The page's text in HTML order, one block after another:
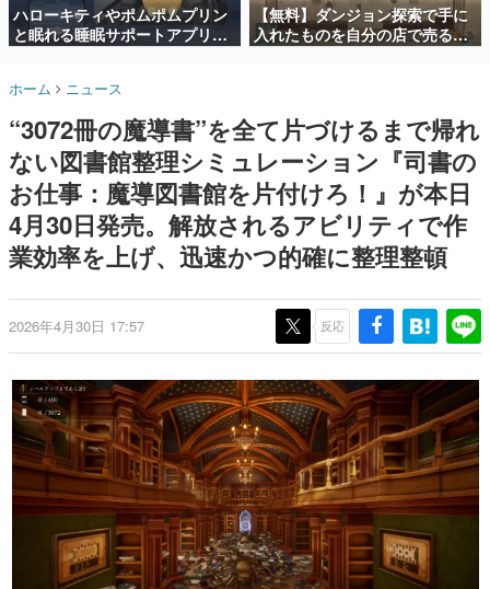
これからのデジタルゲーム市場を担う若きクリエイター達
の姿を追い、彼らのルーツと情熱を探っていきます。
ゲームに多大な影響を受けた作家さんに取材し、ゲームが
日本のコンテンツ産業やカルチャーに与えた影響を探る企
画です。
日本モバイルゲーム産業史
日本のモバイルゲーム史における主要なトピック・タイト
ルを網羅するほか、開発者へのインタビューや識者による
解説を掲載。約20年の歴史が一望できる決定版！
若ゲのいたり〜ゲームクリエイターの青春〜
一先生によるゲーム業界レポートマンガです。
なんでゲームは面白い？
具体的な形から解き明かしていく、硬派で骨太な評論連載
です。
ゲームが変えた日本語
「経験値」「裏技」「ラスボス」… ゲームにまつわる言葉
の起源や用法の変遷を、コンピューター文化史研究家・タ
イニーP氏が徹底調査。
カテゴリ
ハローキティやポムポムプリン
と眠れる睡眠サポートアプリ
『ゆめたび』が配信中。キャラ
ムも搭載
【無料】ダンジョン探索で手に
入れたものを自分の店で売るゲ
ーム『Moonlighter』がSteam
ーン
ホーム ニュース
“3072冊の魔導書”を全て片づけるまで帰れ
ない図書館整理シミュレーション『司書の
お仕事：魔導図書館を片付けろ！』が本日
4月30日発売。解放されるアビリティで作
業効率を上げ、迅速かつ的確に整理整頓
2026年4月30日 17:57 反応